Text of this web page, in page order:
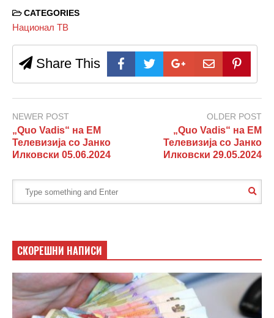
CATEGORIES
Национал ТВ
Share This
NEWER POST
„Quo Vadis“ на ЕМ
Телевизија со Јанко
Илковски 05.06.2024
OLDER POST
„Quo Vadis“ на ЕМ
Телевизија со Јанко
Илковски 29.05.2024
СКОРЕШНИ НАПИСИ